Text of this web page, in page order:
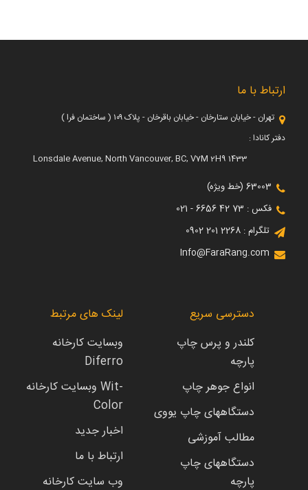
ارتباط با ما
تهران - خیابان ستارخان - خیابان باقرخان - پلاک ۱۰۹ ( ساختمان فرا )
دفتر کانادا :
1433 Lonsdale Avenue, North Vancouver, BC, V7M 2H9
63003 (خط ویژه)
فکس : 73 42 6656 - 021
تلگرام : 2268 201 0902
Info@FaraRang.com
دسترسی سریع
کلندر و پرس چاپ
پارچه
انواع جوهر چاپ
دستگاههای چاپ یووی
مطالب آموزشی
دستگاههای چاپ
پارچه
لینک های مرتبط
وبسایت کارخانه
Diferro
وبسایت کارخانه Wit-
Color
اخبار جدید
ارتباط با ما
وب سایت کارخانه